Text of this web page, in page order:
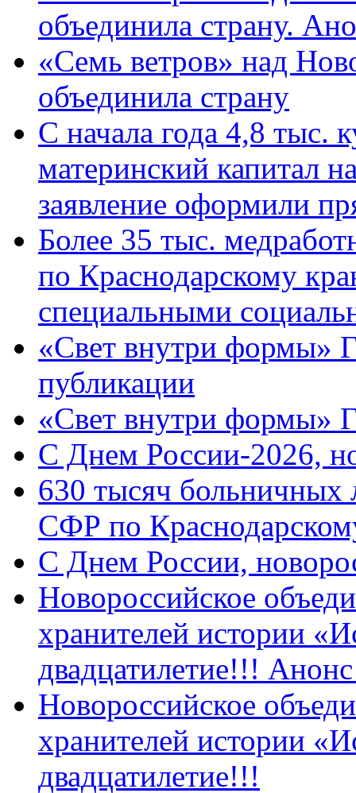
объединила страну.
«Семь ветров» над
объединила страну
С начала года 4,8 тыс.
материнский капитал
заявление оформили
Более 35 тыс.
по Краснодарскому
специальными
«Свет внутри формы»
публикации
«Свет внутри формы»
C Днем России-2026,
630 тысяч больничных
СФР по
C Днем России,
Новороссийское
хранителей истории
двадцатилетие!!!
Новороссийское
хранителей истории
двадцатилетие!!!